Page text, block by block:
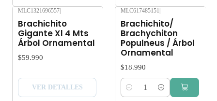
MLC1321696557
Brachichito
Gigante Xl 4 Mts
Árbol Ornamental
$59.990
VER DETALLES
MLC617485151
Brachichito/
Brachychiton
Populneus / Árbol
Ornamental
$18.990
Cantidad